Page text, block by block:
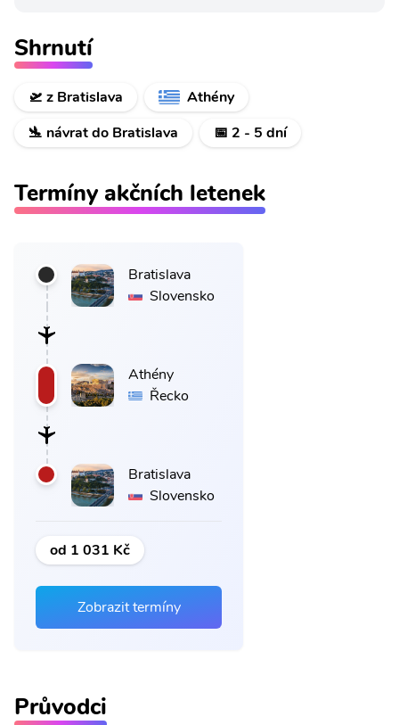
Shrnutí
🛫 z Bratislava
Athény
🛬 návrat do Bratislava
📅 2 - 5 dní
Termíny akčních letenek
Bratislava
Slovensko
Athény
Řecko
Bratislava
Slovensko
od 1 031 Kč
Zobrazit termíny
Průvodci